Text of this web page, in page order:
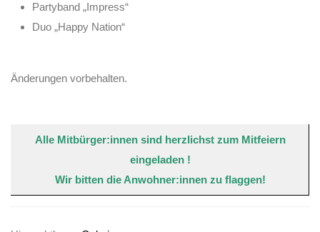
⁠Partyband „Impress“
⁠Duo „Happy Nation“
Änderungen vorbehalten.
Alle Mitbürger:innen sind herzlichst zum Mitfeiern
eingeladen !
Wir bitten die Anwohner:innen zu flaggen!